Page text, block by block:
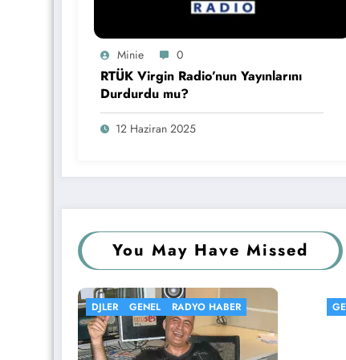
Minie 0
RTÜK Virgin Radio’nun Yayınlarını
Durdurdu mu?
12 Haziran 2025
You May Have Missed
GENEL KÖŞE YAZISI RADYOLAR